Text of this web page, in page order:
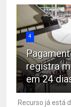
4
registra
em 24
Recurso já está